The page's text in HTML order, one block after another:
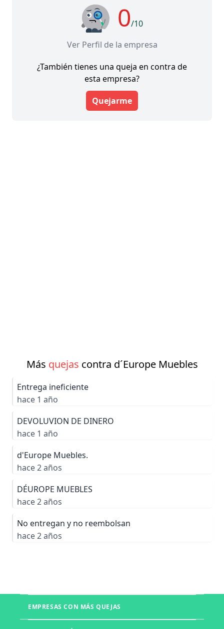
0/10
Ver Perfil de la empresa
¿También tienes una queja en contra de
esta empresa?
Quejarme
Más quejas contra d´Europe Muebles
Entrega ineficiente
hace 1 año
DEVOLUVION DE DINERO
hace 1 año
d'Europe Muebles.
hace 2 años
DÉUROPE MUEBLES
hace 2 años
No entregan y no reembolsan
hace 2 años
EMPRESAS CON MÁS QUEJAS